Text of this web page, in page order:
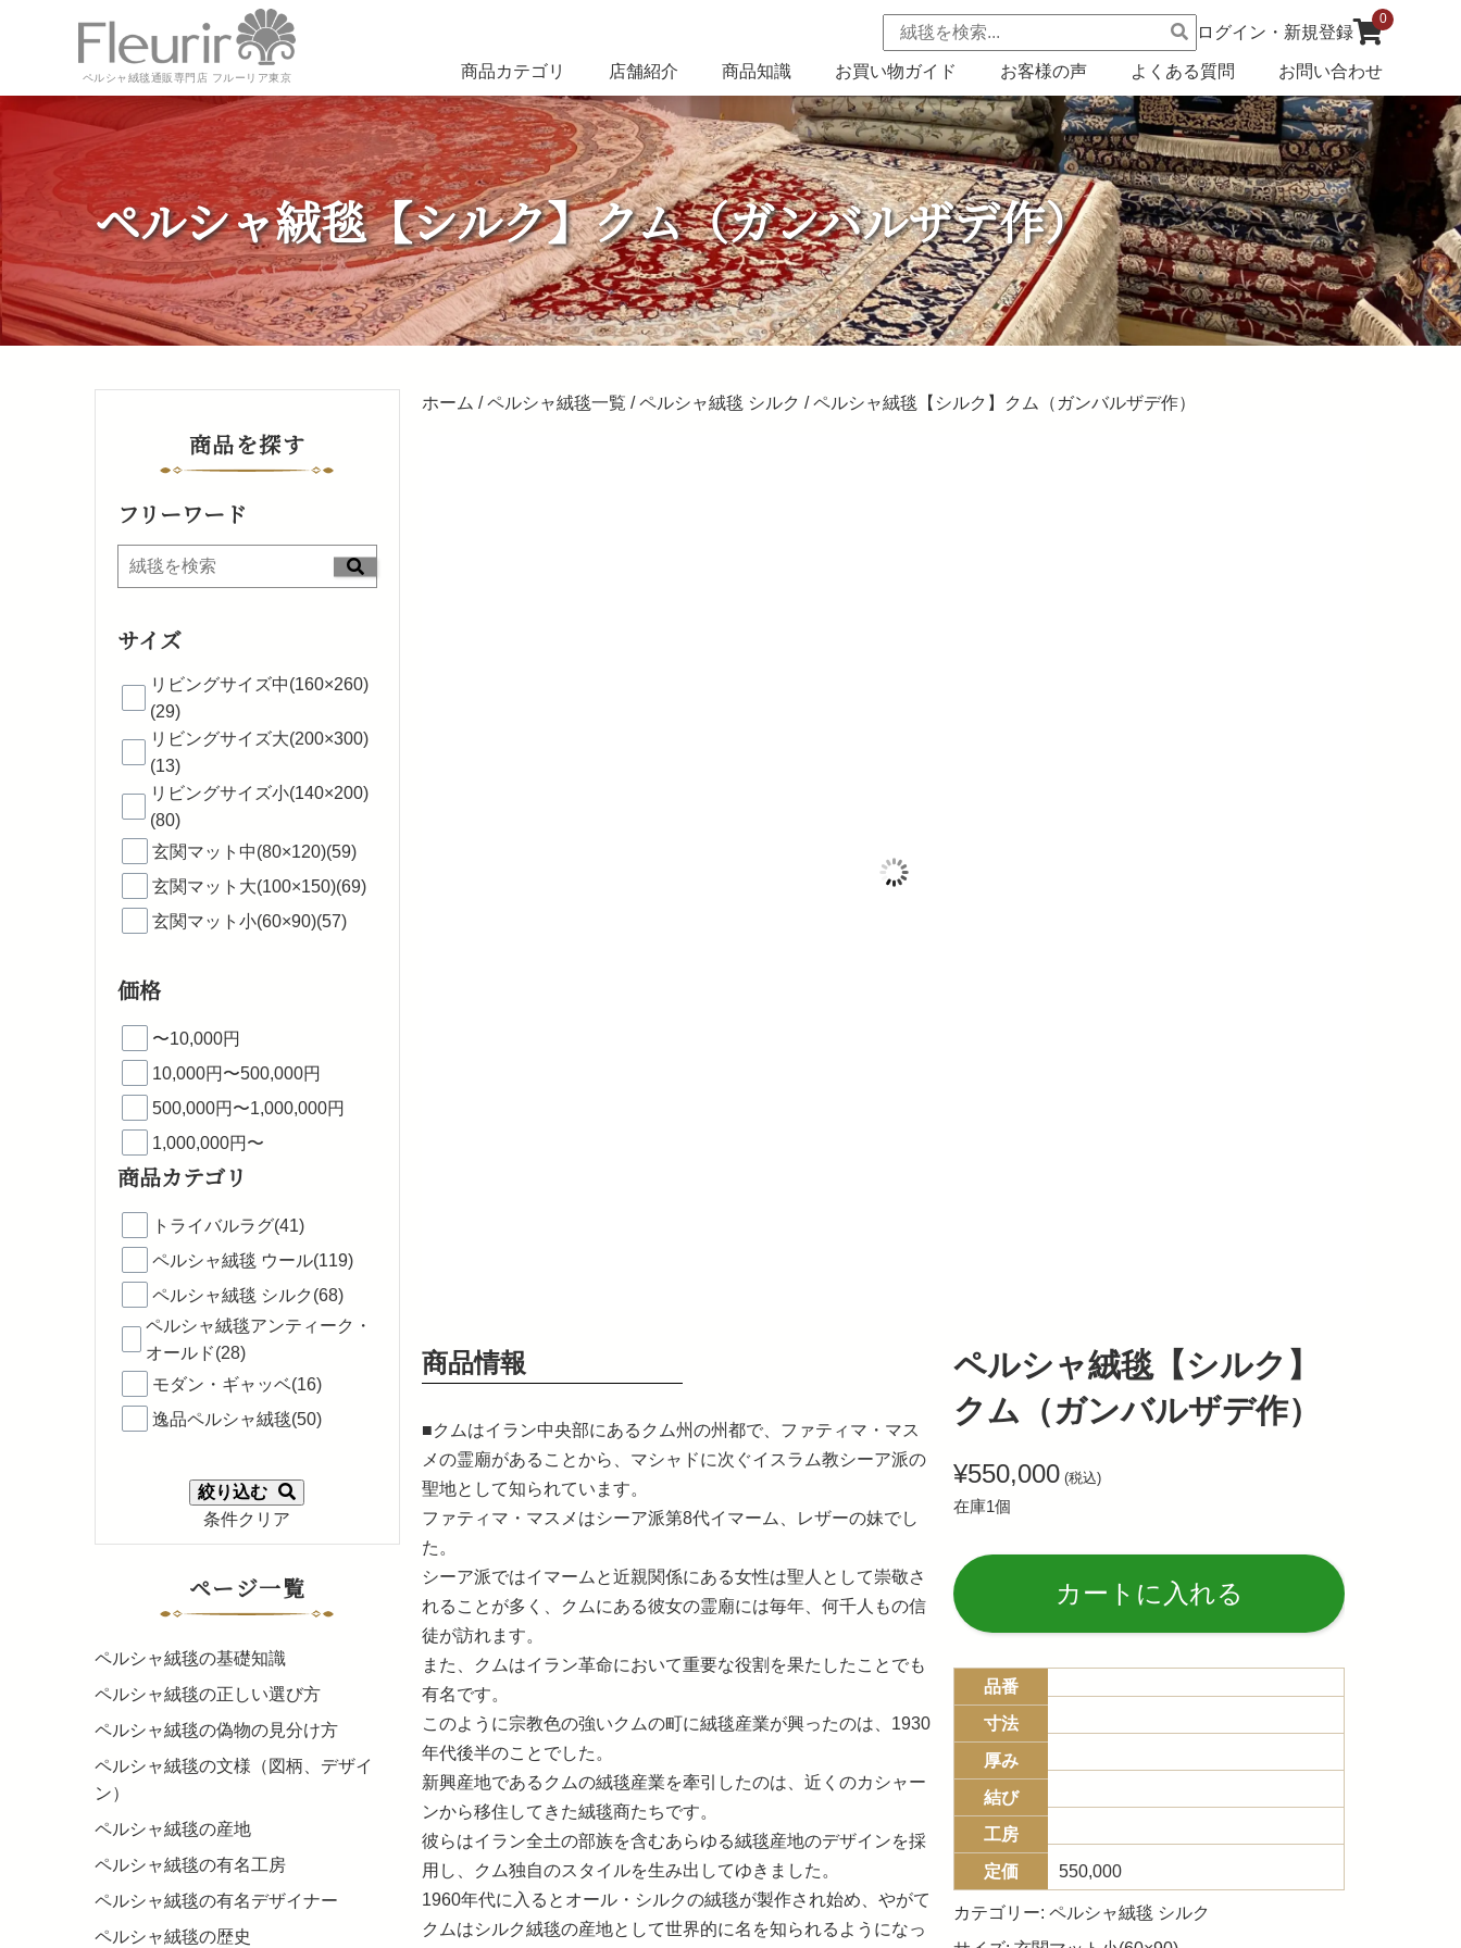
ペルシャ絨毯通販専門店 フルーリア東京
ログイン・新規登録
0
商品カテゴリ 店舗紹介 商品知識 お買い物ガイド お客様の声 よくある質問 お問い合わせ
ペルシャ絨毯【シルク】クム（ガンバルザデ作）
ホーム /ペルシャ絨毯一覧 /ペルシャ絨毯 シルク / ペルシャ絨毯【シルク】クム（ガンバルザデ作）
ペルシャ絨毯【シルク】
クム（ガンバルザデ作）
¥550,000 (税込)
在庫1個
カートに入れる
品番
寸法
厚み
結び
工房
定価
550,000
カテゴリー:ペルシャ絨毯 シルク
商品情報
■クムはイラン中央部にあるクム州の州都で、ファティマ・マス
メの霊廟があることから、マシャドに次ぐイスラム教シーア派の
聖地として知られています。
ファティマ・マスメはシーア派第8代イマーム、レザーの妹でし
た。
シーア派ではイマームと近親関係にある女性は聖人として崇敬さ
れることが多く、クムにある彼女の霊廟には毎年、何千人もの信
徒が訪れます。
また、クムはイラン革命において重要な役割を果たしたことでも
有名です。
このように宗教色の強いクムの町に絨毯産業が興ったのは、1930
年代後半のことでした。
新興産地であるクムの絨毯産業を牽引したのは、近くのカシャー
ンから移住してきた絨毯商たちです。
彼らはイラン全土の部族を含むあらゆる絨毯産地のデザインを採
用し、クム独自のスタイルを生み出してゆきました。
1960年代に入るとオール・シルクの絨毯が製作され始め、やがて
クムはシルク絨毯の産地として世界的に名を知られるようになっ
商品を探す
フリーワード
サイズ
リビングサイズ中(160×260)
(29)
リビングサイズ大(200×300)
(13)
リビングサイズ小(140×200)
(80)
玄関マット中(80×120)(59)
玄関マット大(100×150)(69)
玄関マット小(60×90)(57)
価格
〜10,000円
10,000円〜500,000円
500,000円〜1,000,000円
1,000,000円〜
商品カテゴリ
トライバルラグ(41)
ペルシャ絨毯 ウール(119)
ペルシャ絨毯 シルク(68)
ペルシャ絨毯アンティーク・
オールド(28)
モダン・ギャッベ(16)
逸品ペルシャ絨毯(50)
絞り込む
条件クリア
ページ一覧
ペルシャ絨毯の基礎知識
ペルシャ絨毯の正しい選び方
ペルシャ絨毯の偽物の見分け方
ペルシャ絨毯の文様（図柄、デザイ
ン）
ペルシャ絨毯の産地
ペルシャ絨毯の有名工房
ペルシャ絨毯の有名デザイナー
ペルシャ絨毯の歴史